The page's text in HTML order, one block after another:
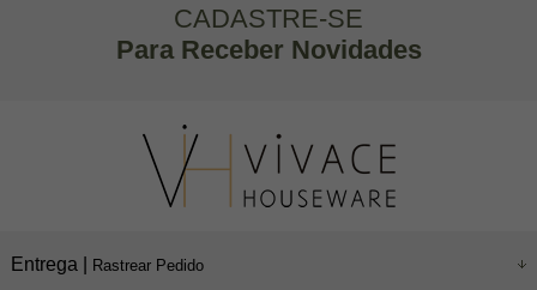
CADASTRE-SE
Para Receber Novidades
Entrega | Rastrear Pedido